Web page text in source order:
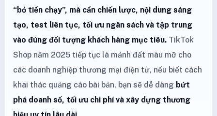
“bỏ tiền chạy”, mà cần chiến lược, nội dung sáng
tạo, test liên tục, tối ưu ngân sách và tập trung
vào đúng đối tượng khách hàng mục tiêu. TikTok
Shop năm 2025 tiếp tục là mảnh đất màu mỡ cho
các doanh nghiệp thương mại điện tử, nếu biết cách
khai thác quảng cáo bài bản, bạn sẽ dễ dàng bứt
phá doanh số, tối ưu chi phí và xây dựng thương